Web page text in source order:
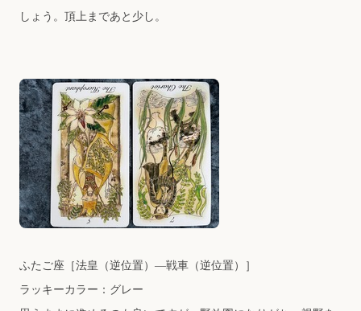
しょう。頂上まであと少し。
ふたご座 ［法皇（逆位置）―戦車（逆位置）］
ラッキーカラー：グレー